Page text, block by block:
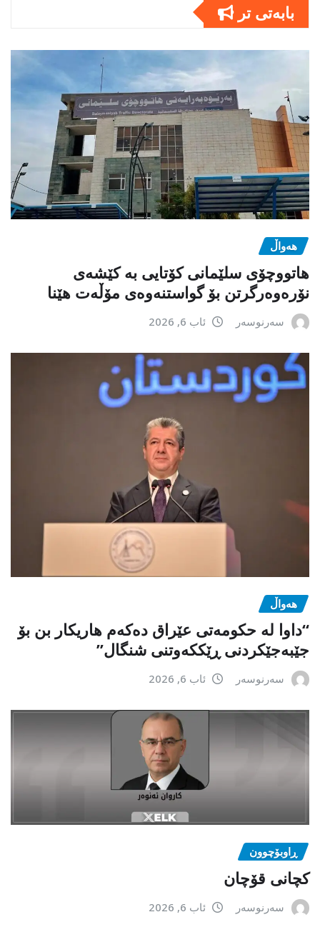
بابەتى تر
هەواڵ
هاتووچۆی سلێمانی کۆتایی بە کێشەی
نۆرەوەرگرتن بۆ گواستنەوەی مۆڵەت هێنا
سەرنوسەر ئاب 6, 2026
هەواڵ
“داوا لە حكومەتی عێراق دەكەم هاریكار بن بۆ
جێبەجێكردنی ڕێككەوتنی شنگال”
سەرنوسەر ئاب 6, 2026
ڕاوبۆچوون
کچانی قۆچان
سەرنوسەر ئاب 6, 2026